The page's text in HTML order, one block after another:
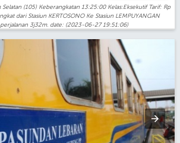
(105) Keberangkatan 13:25:00 Kelas:Eksekutif Tarif: Rp
dari Stasiun KERTOSONO Ke Stasiun LEMPUYANGAN
3j32m. date: (2023-06-27 19:51:06)